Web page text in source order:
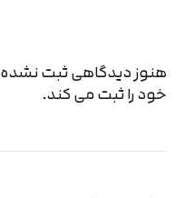
هنوز دیدگاهی ثبت
خود را ثبت می کند.